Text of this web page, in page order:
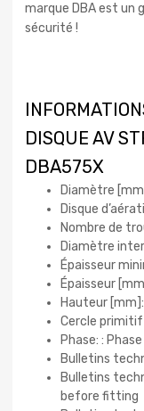
marque DBA est un
sécurité !
DISQUE AV
DBA575X
Diamètre
Disque
Nombre de
Diamètre
Épaisseur
Épaisseur
Hauteur
Cercle primitif
Phase: : Phase
Bulletins
Bulletins
before fitting